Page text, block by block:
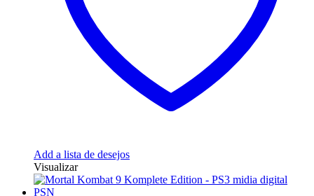
Add a lista de desejos
Visualizar